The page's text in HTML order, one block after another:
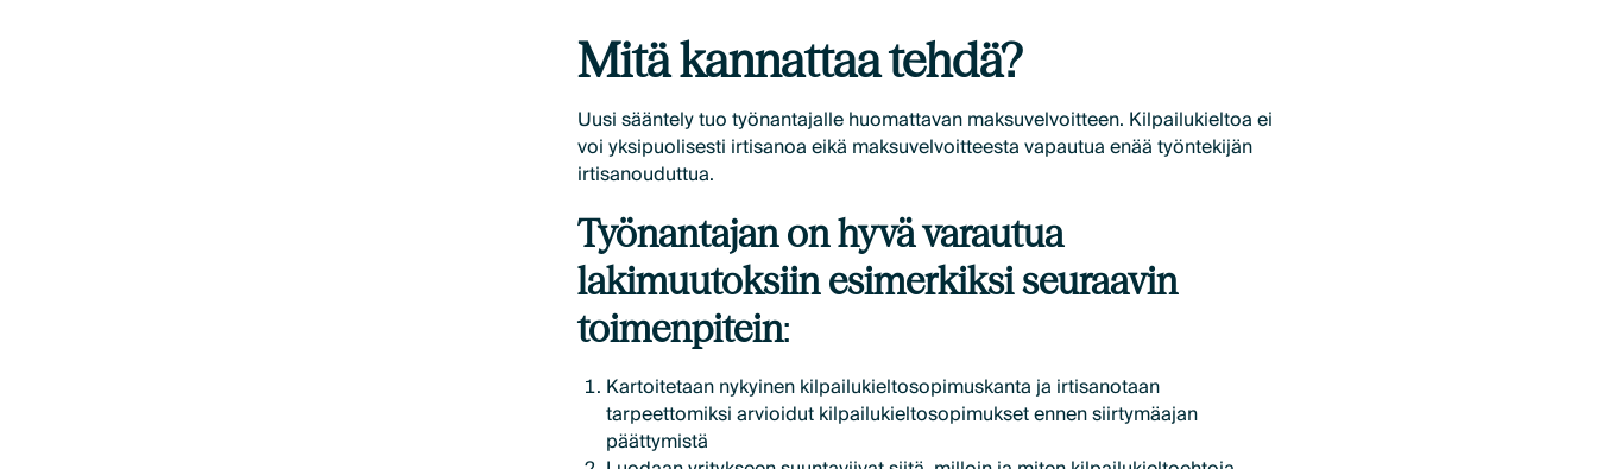
Mitä kannattaa tehdä?
Uusi sääntely tuo työnantajalle huomattavan maksuvelvoitteen. Kilpailukieltoa ei
voi yksipuolisesti irtisanoa eikä maksuvelvoitteesta vapautua enää työntekijän
irtisanouduttua.
Työnantajan on hyvä varautua
lakimuutoksiin esimerkiksi seuraavin
toimenpitein:
Kartoitetaan nykyinen kilpailukieltosopimuskanta ja irtisanotaan
tarpeettomiksi arvioidut kilpailukieltosopimukset ennen siirtymäajan
päättymistä